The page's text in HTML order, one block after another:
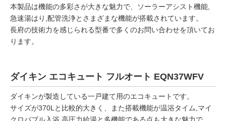
本製品は機能の多彩さが大きな魅力で、ソーラーアシスト機能,
急速湯はり,配管洗浄とさまざまな機能が搭載されています。
長府の技術力を感じられる型番で多くのお問い合わせを頂いてお
ります。
ダイキン エコキュート フルオート EQN37WFV
ダイキンが製造している一戸建て用のエコキュートです。
サイズが370Lと比較的大きく、また搭載機能が温浴タイム,マイ
クロバブル入浴,高圧力給湯と多機能である点も大きな魅力で